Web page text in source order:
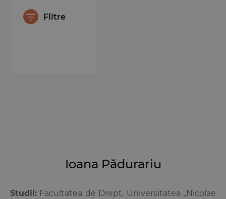
Filtre
Ioana Pădurariu
Studii: Facultatea de Drept, Universitatea „Nicolae